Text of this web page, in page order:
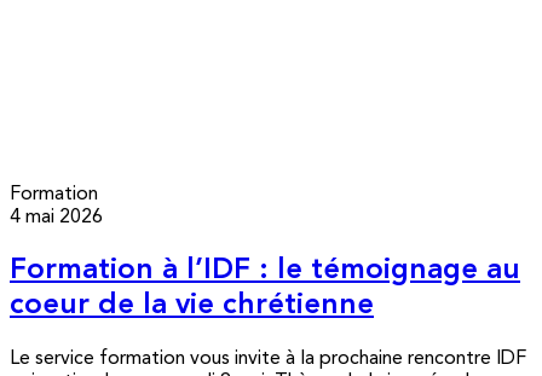
Formation
4 mai 2026
Formation à l’IDF : le témoignage au
coeur de la vie chrétienne
Le service formation vous invite à la prochaine rencontre IDF